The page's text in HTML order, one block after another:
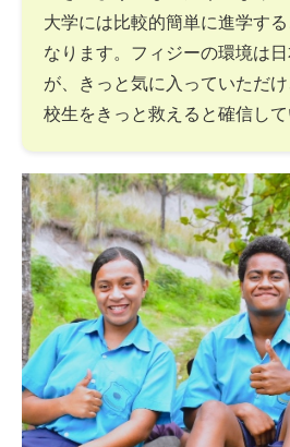
大学には比較的簡単に進学す
なります。フィジーの環境は
が、きっと気に入っていただ
校生をきっと救えると確信して